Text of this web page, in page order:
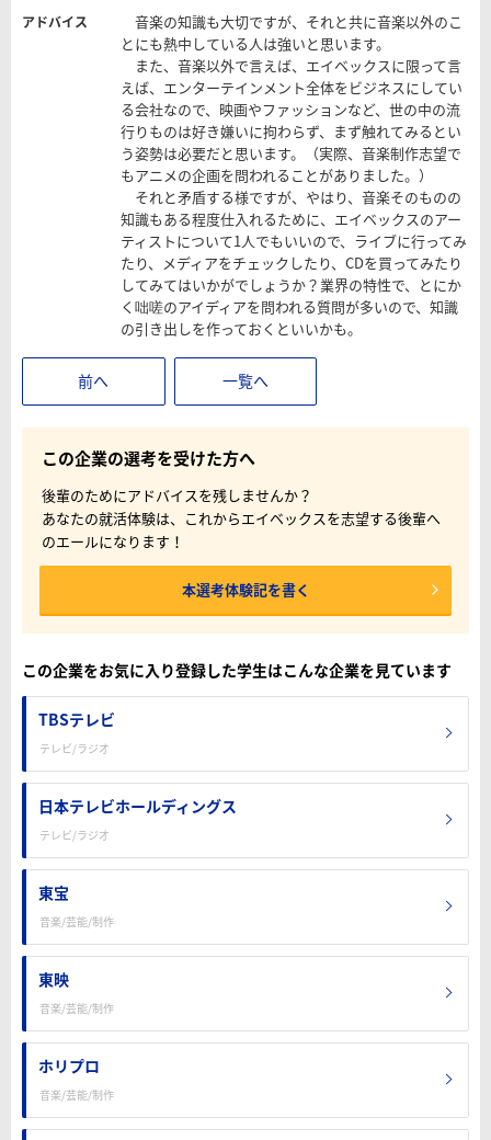
アドバイス
音楽の知識も大切ですが、それと共に音楽以外のこ
とにも熱中している人は強いと思います。
また、音楽以外で言えば、エイベックスに限って言
えば、エンターテインメント全体をビジネスにしてい
る会社なので、映画やファッションなど、世の中の流
行りものは好き嫌いに拘わらず、まず触れてみるとい
う姿勢は必要だと思います。（実際、音楽制作志望で
もアニメの企画を問われることがありました。）
それと矛盾する様ですが、やはり、音楽そのものの
知識もある程度仕入れるために、エイベックスのアー
ティストについて1人でもいいので、ライブに行ってみ
たり、メディアをチェックしたり、CDを買ってみたり
してみてはいかがでしょうか？業界の特性で、とにか
く咄嗟のアイディアを問われる質問が多いので、知識
の引き出しを作っておくといいかも。
前へ 一覧へ
この企業の選考を受けた方へ
後輩のためにアドバイスを残しませんか？
あなたの就活体験は、これからエイベックスを志望する後輩へ
のエールになります！
本選考体験記を書く
この企業をお気に入り登録した学生はこんな企業を見ています
TBSテレビ
テレビ/ラジオ
日本テレビホールディングス
テレビ/ラジオ
東宝
音楽/芸能/制作
東映
音楽/芸能/制作
ホリプロ
音楽/芸能/制作